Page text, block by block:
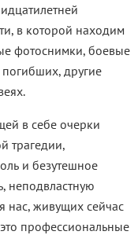
в которой находим
фотоснимки, боевые
другие
в себе очерки
трагедии,
и безутешное
неподвластную
нас, живущих сейчас
профессиональные